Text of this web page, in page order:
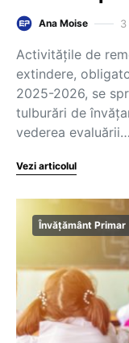
Ana Moise
Activitățile de
extindere,
2025-2026, se
tulburări de
vederea evaluării…
Vezi articolul
Învățământ Primar